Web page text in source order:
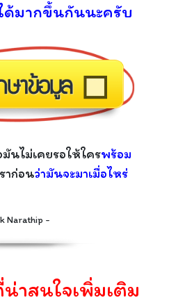
ด้มากขึ้นกันนะครับ
นไม่เคยรอให้ใครพร้อม
าก่อนว่ามันจะมาเมื่อไหร่
Narathip -
าสนใจเพิ่มเติม